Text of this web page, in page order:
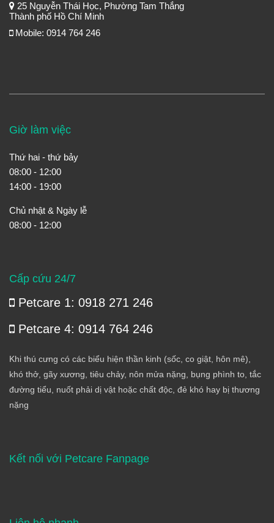
25 Nguyễn Thái Học, Phường Tam Thắng
Thành phố Hồ Chí Minh
Mobile: 0914 764 246
Giờ làm việc
Thứ hai - thứ bảy
08:00 - 12:00
14:00 - 19:00
Chủ nhật & Ngày lễ
08:00 - 12:00
Cấp cứu 24/7
Petcare 1: 0918 271 246
Petcare 4: 0914 764 246
Khi thú cưng có các biểu hiện thần kinh (sốc, co giật, hôn mê),
khó thở, gãy xương, tiêu chảy, nôn mửa nặng, bụng phình to, tắc
đường tiểu, nuốt phải dị vật hoặc chất độc, đẻ khó hay bị thương
nặng
Kết nối với Petcare Fanpage